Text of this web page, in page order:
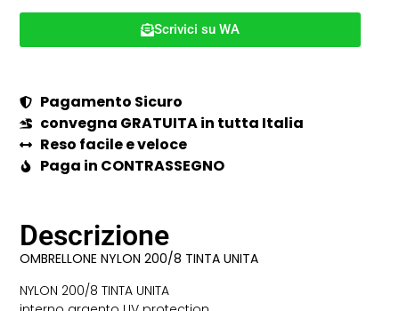
Scrivici su WA
Pagamento Sicuro
convegna GRATUITA in tutta Italia
Reso facile e veloce
Paga in CONTRASSEGNO
Descrizione
OMBRELLONE NYLON 200/8 TINTA UNITA
NYLON 200/8 TINTA UNITA